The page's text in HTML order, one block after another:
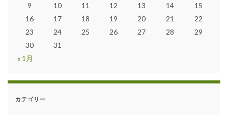
« 1月
9
10 11 12 13 14
15
16
17 18 19 20 21
22
23
24 25 26 27 28
29
30
31
カテゴリー